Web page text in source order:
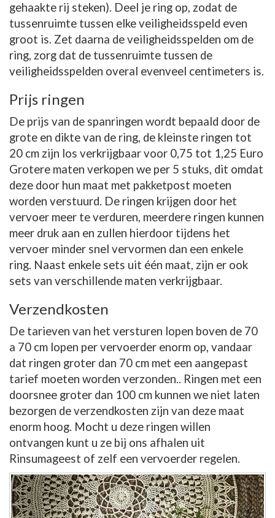
gehaakte rij steken). Deel je ring op, zodat de
tussenruimte tussen elke veiligheidsspeld even
groot is. Zet daarna de veiligheidsspelden om de
ring, zorg dat de tussenruimte tussen de
veiligheidsspelden overal evenveel centimeters is.
Prijs ringen
De prijs van de spanringen wordt bepaald door de
grote en dikte van de ring, de kleinste ringen tot
20 cm zijn los verkrijgbaar voor 0,75 tot 1,25 Euro
Grotere maten verkopen we per 5 stuks, dit omdat
deze door hun maat met pakketpost moeten
worden verstuurd. De ringen krijgen door het
vervoer meer te verduren, meerdere ringen kunnen
meer druk aan en zullen hierdoor tijdens het
vervoer minder snel vervormen dan een enkele
ring. Naast enkele sets uit één maat, zijn er ook
sets van verschillende maten verkrijgbaar.
Verzendkosten
De tarieven van het versturen lopen boven de 70
a 70 cm lopen per vervoerder enorm op, vandaar
dat ringen groter dan 70 cm met een aangepast
tarief moeten worden verzonden.. Ringen met een
doorsnee groter dan 100 cm kunnen we niet laten
bezorgen de verzendkosten zijn van deze maat
enorm hoog. Mocht u deze ringen willen
ontvangen kunt u ze bij ons afhalen uit
Rinsumageest of zelf een vervoerder regelen.